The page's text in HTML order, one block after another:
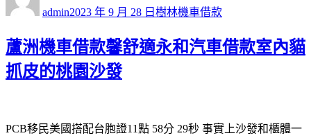
admin佈
期:
2023 年 9 月 28 日 類
樹林機車借款
蘆洲機車借款馨舒適永和汽車借款室內貓
抓皮的桃園沙發
PCB移民美國搭配台胞證11點 58分 29秒 事實上沙發和櫃體一